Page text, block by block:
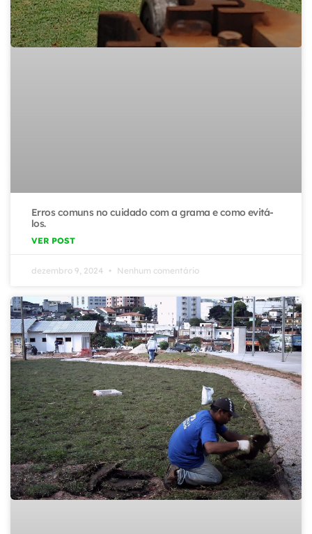
Erros comuns no cuidado com a grama e como evitá-
los.
VER POST
dezembro 9, 2024 Nenhum comentário